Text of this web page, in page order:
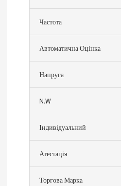
Частота
Автоматична Оцінка
Напруга
N.W
Індивідуальний
Атестація
Торгова Марка